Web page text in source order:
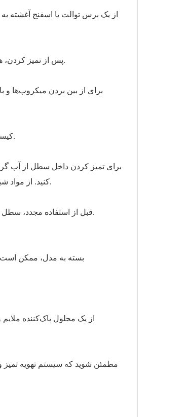
از یک برس توالت یا اسفنج آغشته
پس از تمیز کردن، همه چیز را با آب تمیز بشویید تا مطمئن شوید که تمام بقایای پاک کننده از بین رفته است.
برای از بین بردن میکروب‌ها و
کیسه زباله را خالی کنید و آن را با یک کیسه جدید جایگزین کنید.
برای تمیز کردن داخل سطل از آب
کنید. از مواد شیمیایی قوی که می‌توانند به مواد آسیب برسانند یا گازهای مضر ایجاد کنند، خودداری کنید.
قبل از استفاده مجدد، سطل را کاملاً خشک کنید. اسپری ضدعفونی‌کننده نیز به ضدعفونی کردن سطوح کمک می‌کند.
بسته به مدل، ممکن
از یک محلول پاک‌کننده
مطمئن شوید که سیستم تهویه